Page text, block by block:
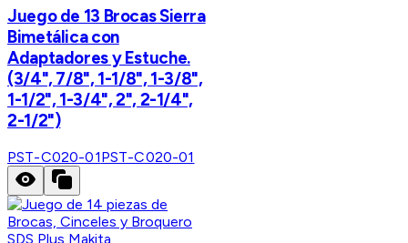
Juego de 13 Brocas Sierra
Bimetálica con
Adaptadores y Estuche.
(3/4", 7/8", 1-1/8", 1-3/8",
1-1/2", 1-3/4", 2", 2-1/4",
2-1/2")
PST-C020-01PST-C020-01